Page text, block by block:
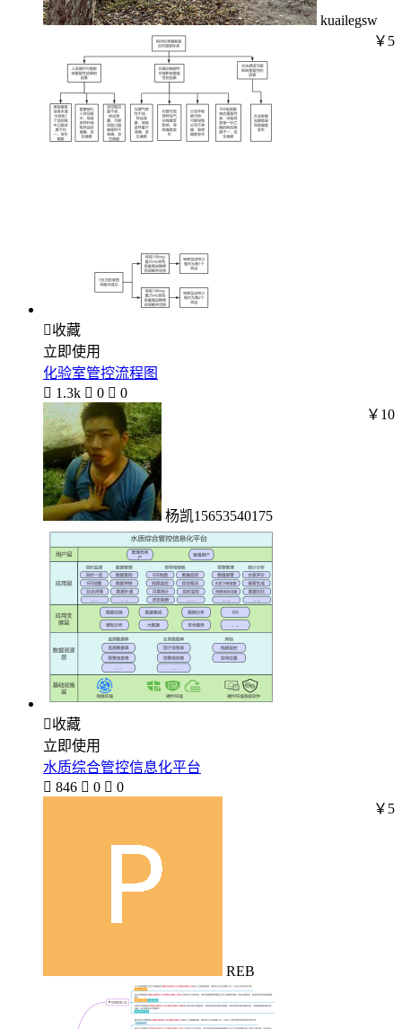
kuailegsw
￥5
收藏
立即使用
化验室管控流程图
 1.3k  0  0
杨凯15653540175
￥10
收藏
立即使用
水质综合管控信息化平台
 846  0  0
REB
￥5